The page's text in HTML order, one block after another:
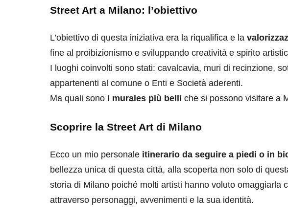
Street Art a Milano: l’obiettivo
L’obiettivo di questa iniziativa era la riqualifica e la
fine al proibizionismo e sviluppando creatività e spirito
I luoghi coinvolti sono stati: cavalcavia, muri di recinzione,
appartenenti al comune o Enti e Società aderenti.
Ma quali sono i murales più belli che si possono visitare a
Scoprire la Street Art di Milano
Ecco un mio personale itinerario da seguire a piedi o in
bellezza unica di questa città, alla scoperta non solo di
storia di Milano poiché molti artisti hanno voluto omaggiarla
attraverso personaggi, avvenimenti e la sua identità.
di 4 ore
Paros e la Grecia di
Immaturi il Viaggio